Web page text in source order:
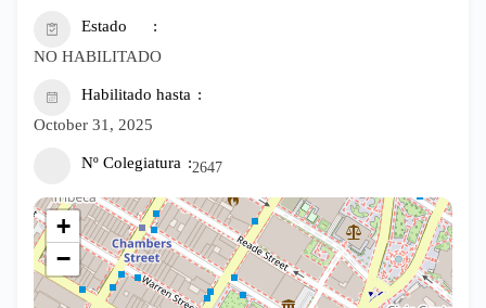
Estado
NO HABILITADO
Habilitado hasta
October 31, 2025
Nº Colegiatura 2647
+
−